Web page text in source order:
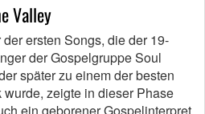
Valley
ersten Songs, die der 19-
der Gospelgruppe Soul
später zu einem der besten
zeigte in dieser Phase